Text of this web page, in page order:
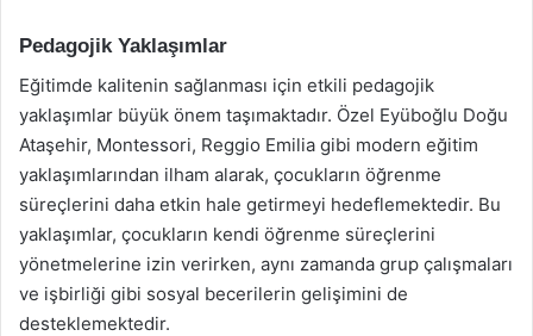
Pedagojik Yaklaşımlar
Eğitimde kalitenin sağlanması için etkili pedagojik
yaklaşımlar büyük önem taşımaktadır. Özel Eyüboğlu Doğu
Ataşehir, Montessori, Reggio Emilia gibi modern eğitim
yaklaşımlarından ilham alarak, çocukların öğrenme
süreçlerini daha etkin hale getirmeyi hedeflemektedir. Bu
yaklaşımlar, çocukların kendi öğrenme süreçlerini
yönetmelerine izin verirken, aynı zamanda grup çalışmaları
ve işbirliği gibi sosyal becerilerin gelişimini de
desteklemektedir.